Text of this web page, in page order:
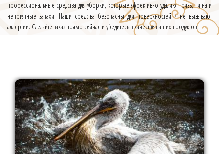
профессиональные средства для уборки, которые эффективно удаляют грязь, пятна и
неприятные запахи. Наши средства безопасны для поверхностей и не вызывают
аллергии. Сделайте заказ прямо сейчас и убедитесь в качестве наших продуктов!